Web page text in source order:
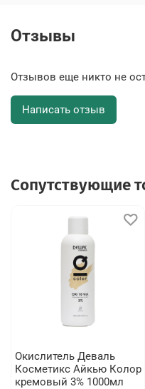
Отзывы
Отзывов еще никто не
Написать отзыв
Сопутствующие
Окислитель Деваль
Косметикс Айкью Колор
кремовый 3% 1000мл